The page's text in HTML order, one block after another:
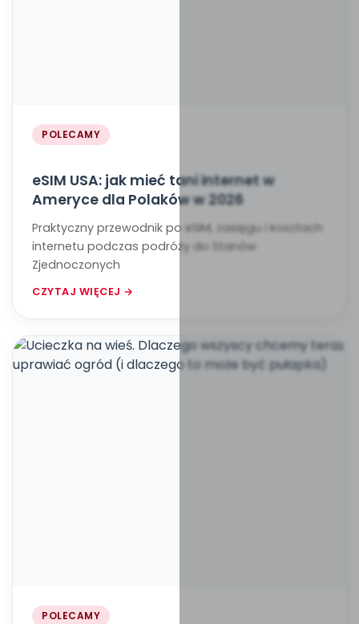
POLECAMY
eSIM USA: jak mieć tani internet w
Ameryce dla Polaków w 2026
Praktyczny przewodnik po eSIM, zasięgu i kosztach
internetu podczas podróży do Stanów
Zjednoczonych
CZYTAJ WIĘCEJ →
POLECAMY